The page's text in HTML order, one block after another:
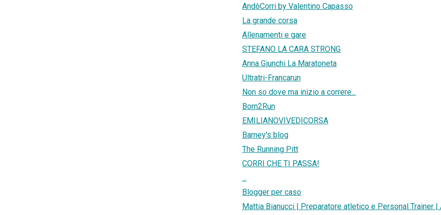
AndòCorri by Valentino Capasso
La grande corsa
Allenamenti e gare
STEFANO LA CARA STRONG
Anna Giunchi La Maratoneta
Ultratri-Francarun
Non so dove ma inizio a correre...
Born2Run
EMILIANOVIVEDICORSA
Barney's blog
The Running Pitt
CORRI CHE TI PASSA!
...
Blogger per caso
Mattia Bianucci | Preparatore atletico e Personal Trainer |